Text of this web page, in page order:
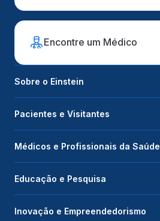
Encontre um Médico
Sobre o Einstein
Pacientes e Visitantes
Médicos e Profissionais da Saúde
Educação e Pesquisa
Inovação e Empreendedorismo